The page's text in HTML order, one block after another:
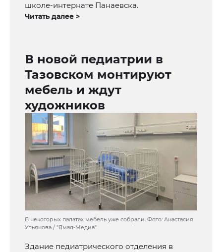
школе-интернате Панаевска.
Читать далее >
В новой педиатрии в
Тазовском монтируют
мебель и ждут
художников
В некоторых палатах мебель уже собрали. Фото: Анастасия
Ульянова / "Ямал-Медиа"
Здание педиатрического отделения в